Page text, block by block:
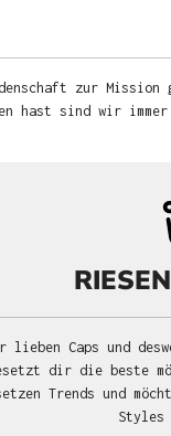
zur Mission
hast sind wir
lieben Caps und
dir die beste
Trends und
Styles